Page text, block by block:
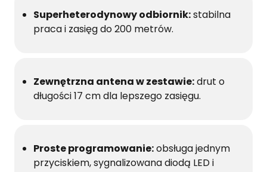
Superheterodynowy odbiornik:stabilna
praca i zasięg do 200 metrów.
Zewnętrzna antena w zestawie:drut o
długości 17 cm dla lepszego zasięgu.
Proste programowanie:obsługa jednym
przyciskiem, sygnalizowana diodą LED i